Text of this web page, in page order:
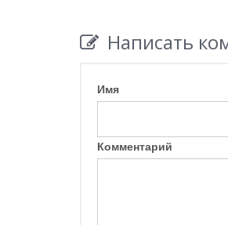
Написать
Имя
Комментарий